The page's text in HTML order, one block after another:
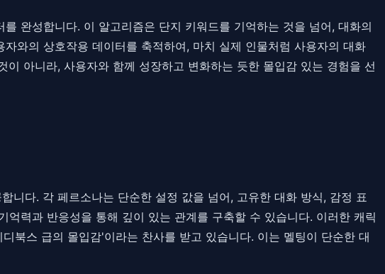
완성합니다. 이 알고리즘은 단지 키워드를 기억하는 것을 넘어, 대화의
와의 상호작용 데이터를 축적하여, 마치 실제 인물처럼 사용자의 대화
아니라, 사용자와 함께 성장하고 변화하는 듯한 몰입감 있는 경험을 선
니다. 각 페르소나는 단순한 설정 값을 넘어, 고유한 대화 방식, 감정 표
력과 반응성을 통해 깊이 있는 관계를 구축할 수 있습니다. 이러한 캐릭
북스 급의 몰입감'이라는 찬사를 받고 있습니다. 이는 멜팅이 단순한 대